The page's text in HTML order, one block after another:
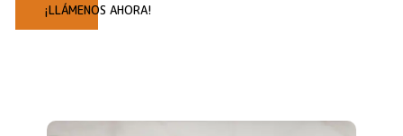
¡LLÁMENOS AHORA!